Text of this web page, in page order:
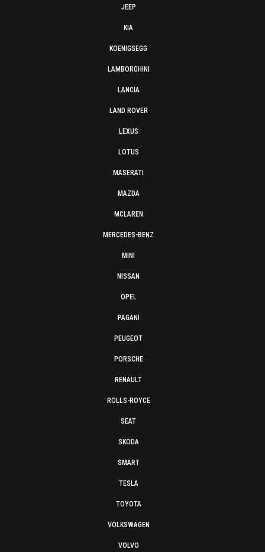
JEEP
KIA
KOENIGSEGG
LAMBORGHINI
LANCIA
LAND ROVER
LEXUS
LOTUS
MASERATI
MAZDA
MCLAREN
MERCEDES-BENZ
MINI
NISSAN
OPEL
PAGANI
PEUGEOT
PORSCHE
RENAULT
ROLLS-ROYCE
SEAT
SKODA
SMART
TESLA
TOYOTA
VOLKSWAGEN
VOLVO